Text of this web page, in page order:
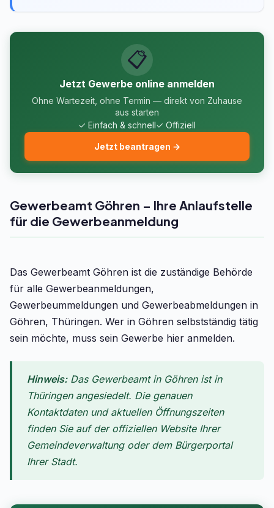
📋
Jetzt Gewerbe online anmelden
Ohne Wartezeit, ohne Termin — direkt von Zuhause
aus starten
✓ Einfach & schnell✓ Offiziell
Jetzt beantragen →
Gewerbeamt Göhren – Ihre Anlaufstelle
für die Gewerbeanmeldung
Das Gewerbeamt Göhren ist die zuständige Behörde
für alle Gewerbeanmeldungen,
Gewerbeummeldungen und Gewerbeabmeldungen in
Göhren, Thüringen. Wer in Göhren selbstständig tätig
sein möchte, muss sein Gewerbe hier anmelden.
Hinweis:Das Gewerbeamt in Göhren ist in
Thüringen angesiedelt. Die genauen
Kontaktdaten und aktuellen Öffnungszeiten
finden Sie auf der offiziellen Website Ihrer
Gemeindeverwaltung oder dem Bürgerportal
Ihrer Stadt.